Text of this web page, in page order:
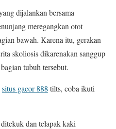
dijalankan bersama
meregangkan otot
bawah. Karena itu, gerakan
skoliosis dikarenakan sanggup
tubuh tersebut.
situs gacor 888 tilts, coba ikuti
dan telapak kaki